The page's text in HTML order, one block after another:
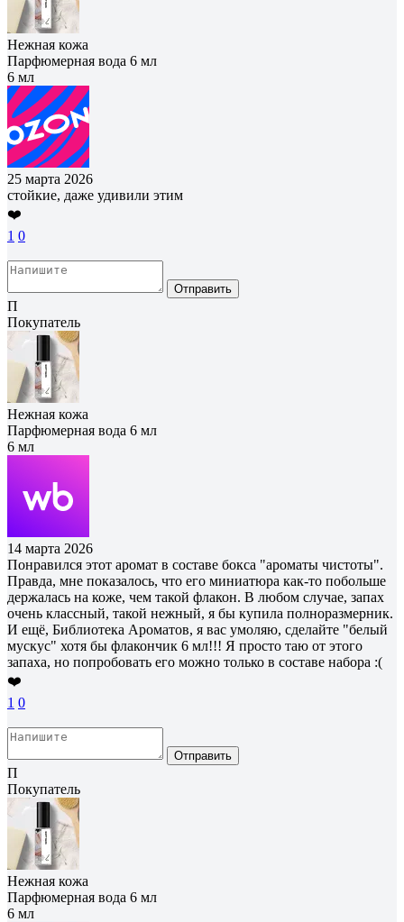
Нежная кожа
Парфюмерная вода 6 мл
6 мл
25 марта 2026
стойкие, даже удивили этим
❤️
1 0
Отправить
П
Покупатель
Нежная кожа
Парфюмерная вода 6 мл
6 мл
14 марта 2026
Понравился этот аромат в составе бокса "ароматы чистоты".
Правда, мне показалось, что его миниатюра как-то побольше
держалась на коже, чем такой флакон. В любом случае, запах
очень классный, такой нежный, я бы купила полноразмерник.
И ещё, Библиотека Ароматов, я вас умоляю, сделайте "белый
мускус" хотя бы флакончик 6 мл!!! Я просто таю от этого
запаха, но попробовать его можно только в составе набора :(
❤️
1 0
Отправить
П
Покупатель
Нежная кожа
Парфюмерная вода 6 мл
6 мл